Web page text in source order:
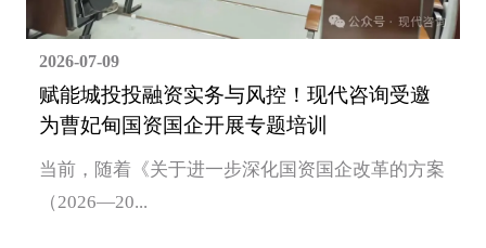
2026-07-09
赋能城投投融资实务与风控！现代咨询受邀
为曹妃甸国资国企开展专题培训
当前，随着《关于进一步深化国资国企改革的方案
（2026—20...